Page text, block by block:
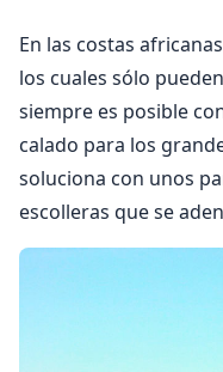
En las costas
los cuales sólo
siempre es posible
calado para los
soluciona con unos
escolleras que se